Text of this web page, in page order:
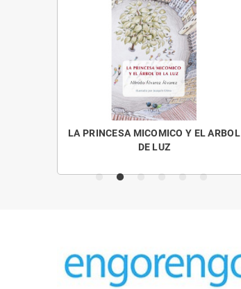
LA PRINCESA MICOMICO Y EL ARBOL
DE LUZ